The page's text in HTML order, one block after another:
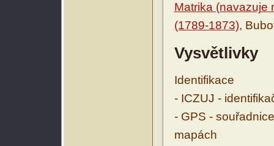
Matrika (navazuje
(1789-1873),
Vysvětlivky
Identifikace
- ICZUJ -
- GPS -
mapách